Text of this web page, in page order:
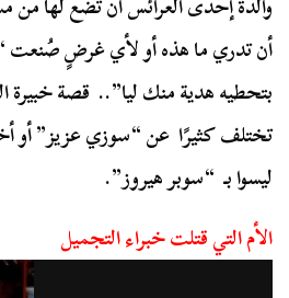
أن تدري ما هذه أو لأي غرضٍ صُنعت
بتحطيه هدية منك ليا”.. قصة خبيرة
تختلف كثيرًا عن “سوزي عزيز” أو
ليسوا بـ “سوبر هيروز”.
الأم التي قتلت خبراء التجميل